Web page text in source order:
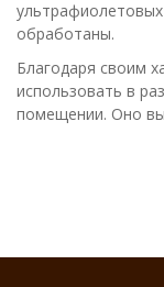
ультрафиолетовых
обработаны.
Благодаря своим
использовать в
помещении. Оно